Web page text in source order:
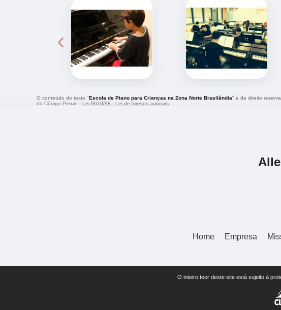
‹
O conteúdo do texto "Escola de Piano para Crianças na Zona Norte Brasilândia" é de direito
do Código Penal – Lei 9610/98 - Lei de direitos autorais
Home Empresa
O inteiro teor deste site está sujeito à